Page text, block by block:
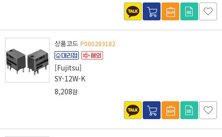
상품코드 P000283182
[Fujitsu]
SY-12W-K
8,208원